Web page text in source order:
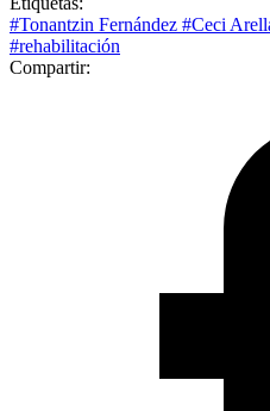
#Tonantzin Fernández #Ceci
#rehabilitación
Compartir: